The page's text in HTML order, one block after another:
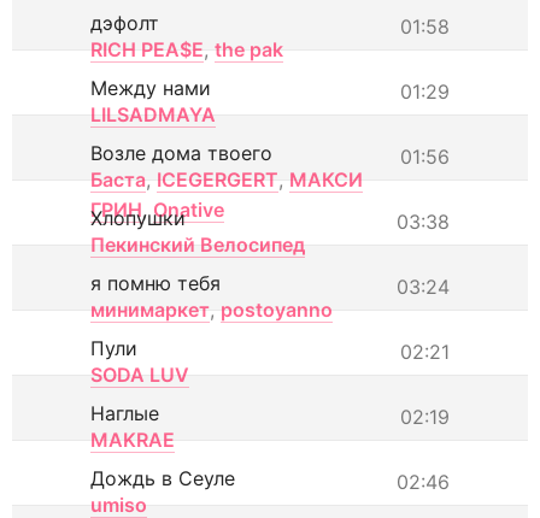
01:58
дэфолт
RICH PEA$E, the pak
01:29
Между нами
LILSADMAYA
01:56
Возле дома твоего
Баста, ICEGERGERT, МАКСИ
ГРИН, Onative 03:38
Хлопушки
Пекинский Велосипед
03:24
я помню тебя
минимаркет, postoyanno
02:21
Пули
SODA LUV
02:19
Наглые
MAKRAE
02:46
Дождь в Сеуле
umiso